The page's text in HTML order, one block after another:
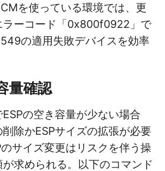
を使っている環境では、更
ラーコード「0x800f0922」で
の適用失敗デバイスを効率
量確認
の空き容量が少ない場合
除かESPサイズの拡張が必要
サイズ変更はリスクを伴う操
求められる。以下のコマンド